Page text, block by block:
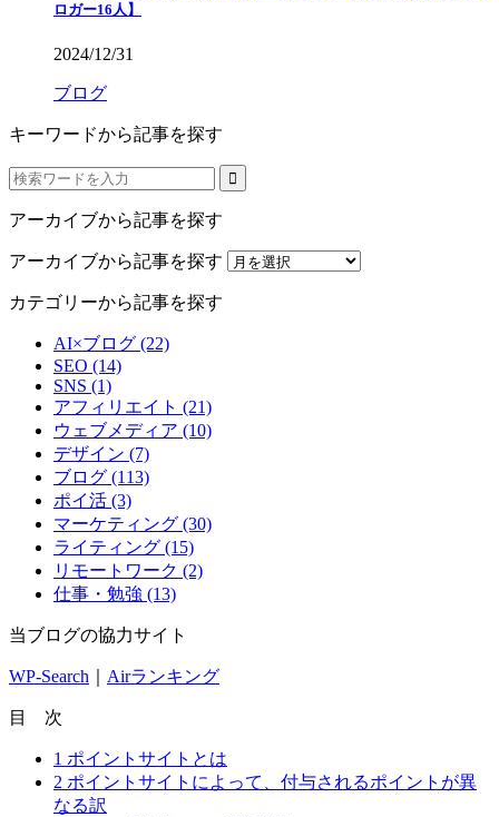
ロガー16人】
2024/12/31
ブログ
キーワードから記事を探す
アーカイブから記事を探す
アーカイブから記事を探す
カテゴリーから記事を探す
AI×ブログ (22)
SEO (14)
SNS (1)
アフィリエイト (21)
ウェブメディア (10)
デザイン (7)
ブログ (113)
ポイ活 (3)
マーケティング (30)
ライティング (15)
リモートワーク (2)
仕事・勉強 (13)
当ブログの協力サイト
WP-Search Airランキング
目 次
1 ポイントサイトとは
2 ポイントサイトによって、付与されるポイントが異
なる訳